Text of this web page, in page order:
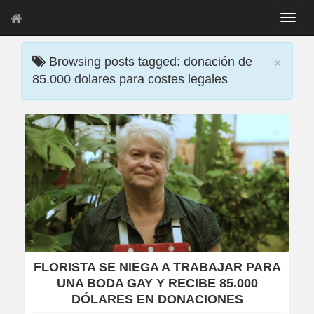
T
o
g
n
a
i
g
a
t
i
o
n
×
Browsing posts tagged: donación de
85.000 dolares para costes legales
FLORISTA SE NIEGA A TRABAJAR PARA
UNA BODA GAY Y RECIBE 85.000
DÓLARES EN DONACIONES